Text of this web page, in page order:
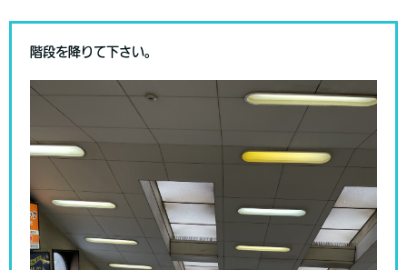
階段を降りて下さい。